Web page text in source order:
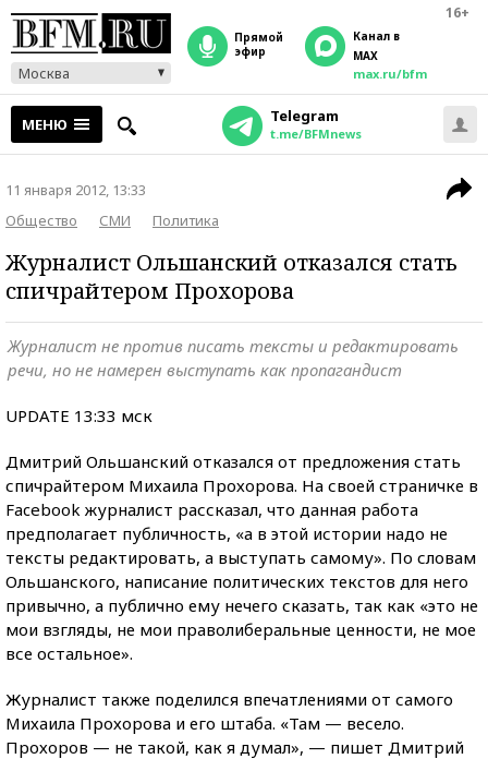
16+
Москва
прямой
эфир
Канал в
MAX
max.ru/bfm
МЕНЮ Telegram
t.me/BFMnews
11 января 2012, 13:33
Общество
СМИ Политика
Журналист Ольшанский отказался стать
спичрайтером Прохорова
Журналист не против писать тексты и редактировать
речи, но не намерен выступать как пропагандист
UPDATE 13:33 мск
Дмитрий Ольшанский отказался от предложения стать
спичрайтером Михаила Прохорова. На своей страничке в
Facebook журналист рассказал, что данная работа
предполагает публичность, «а в этой истории надо не
тексты редактировать, а выступать самому». По словам
Ольшанского, написание политических текстов для него
привычно, а публично ему нечего сказать, так как «это не
мои взгляды, не мои праволиберальные ценности, не мое
все остальное».
Журналист также поделился впечатлениями от самого
Михаила Прохорова и его штаба. «Там — весело.
Прохоров — не такой, как я думал», — пишет Дмитрий